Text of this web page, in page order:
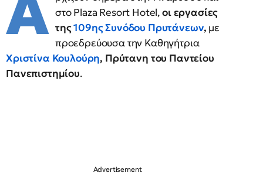
στο Plaza Resort Hotel,οι εργασίες
της109ης Συνόδου Πρυτάνεων, με
προεδρεύουσα την Καθηγήτρια
Χριστίνα Κουλούρη, Πρύτανη του Παντείου
Πανεπιστημίου.